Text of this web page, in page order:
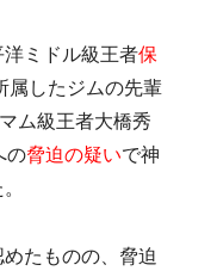
ミドル級王者保
属したジムの先輩
ム級王者大橋秀
の脅迫の疑いで神
たものの、脅迫